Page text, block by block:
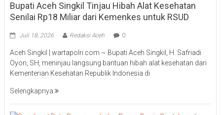
Bupati Aceh Singkil Tinjau Hibah Alat Kesehatan
Senilai Rp18 Miliar dari Kemenkes untuk RSUD
Juli 18, 2026 Redaksi Aceh 0
Aceh Singkil | wartapolri.com ~ Bupati Aceh Singkil, H. Safriadi
Oyon, SH, meninjau langsung bantuan hibah alat kesehatan dari
Kementerian Kesehatan Republik Indonesia di
Selengkapnya